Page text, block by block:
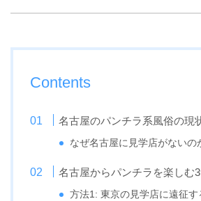
Contents
名古屋のパンチラ系風俗の現
なぜ名古屋に見学店がないの
名古屋からパンチラを楽しむ
方法1: 東京の見学店に遠征す